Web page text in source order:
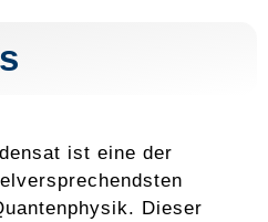
ist eine der
Dieser